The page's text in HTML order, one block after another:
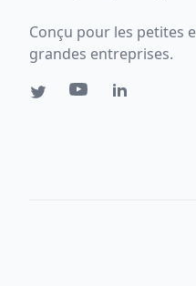
Conçu pour les petites
grandes entreprises.